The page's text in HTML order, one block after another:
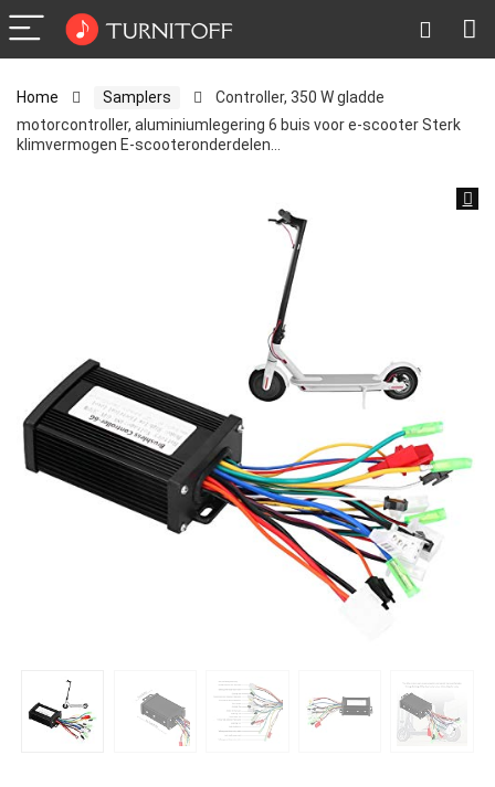
Home Samplers
Controller, 350 W gladde
motorcontroller, aluminiumlegering 6 buis voor e-scooter Sterk
klimvermogen E-scooteronderdelen…